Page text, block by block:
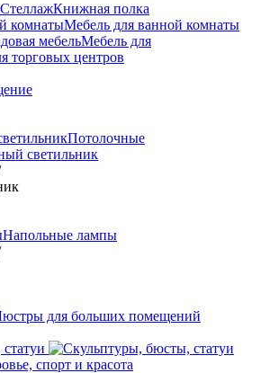
СтеллажКнижная полка
Мебель для ванной комнаты
мебельМебель для
торговых центров
Потолочные
светильник
Напольные лампы
для больших помещений
спорт и красота